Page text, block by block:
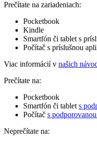
Prečítate na zariadeniach:
Pocketbook
Kindle
Smartfón či tablet s
Počítač s príslušnou
Viac informácií v našich
Prečítate na:
Pocketbook
Smartfón či tablet s
Počítač s
Neprečítate na: